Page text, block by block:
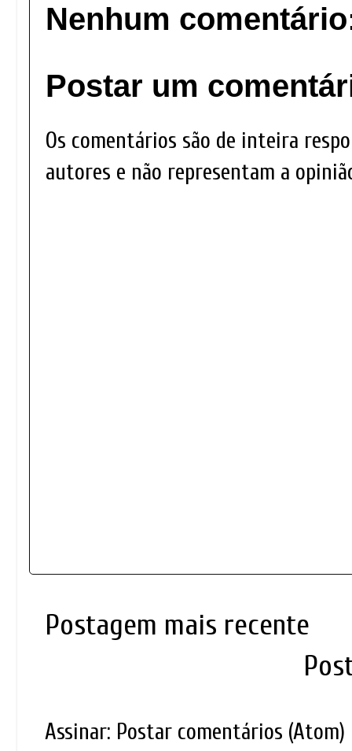
Nenhum
Postar um
Os comentários são de inteira
autores e não representam a
Postagem mais recente
Assinar: Postar comentários (Atom)